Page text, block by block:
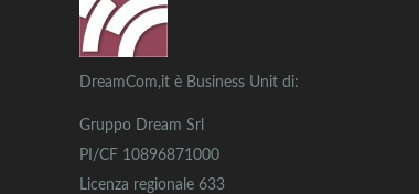
DreamCom,it è Business Unit di:
Gruppo Dream Srl
PI/CF 10896871000
Licenza regionale 633